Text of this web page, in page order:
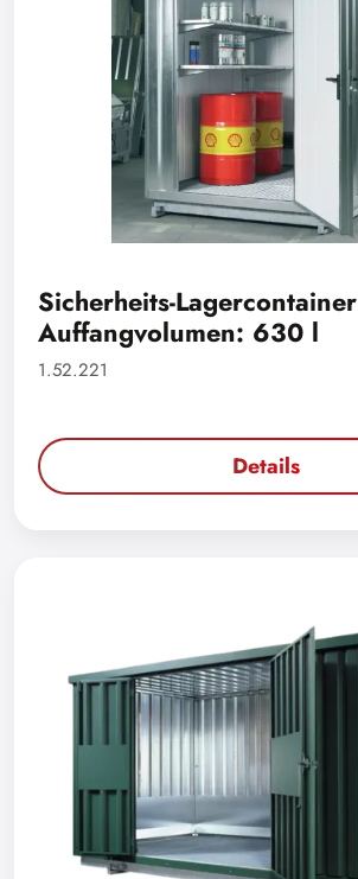
Sicherheits-Lagercontainer
Auffangvolumen: 630 l
1.52.221
Details